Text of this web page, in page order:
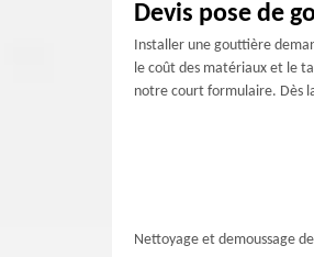
Devis pose de
Installer une gouttière
le coût des matériaux et le
notre court formulaire. Dès
Nettoyage et demoussage